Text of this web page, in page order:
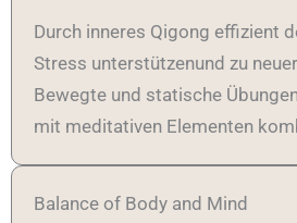
Durch inneres Qigong effizient
Stress unterstützenund zu
Bewegte und statische
mit meditativen Elementen
Balance of Body and Mind